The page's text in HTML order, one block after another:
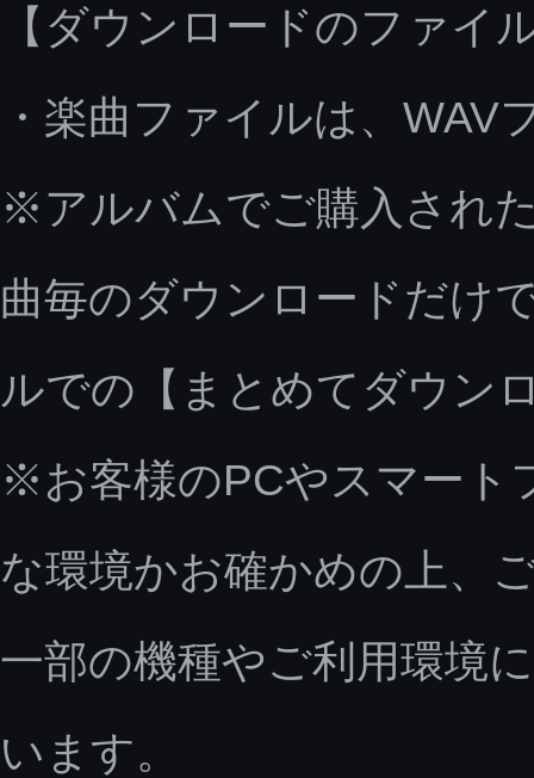
【ダウンロードのファイ
・楽曲ファイルは、
※アルバムでご購入され
曲毎のダウンロードだけ
ルでの【まとめてダウン
※お客様のPCやスマート
な環境かお確かめの上、
一部の機種やご利用環境
います。